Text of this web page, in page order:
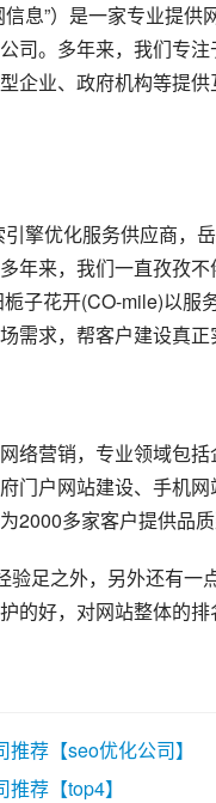
息”）是一家专业提
司。多年来，我们专
企业、政府机构等提
擎优化服务供应商，
年来，我们一直孜孜
子花开(CO-mile)以
需求，帮客户建设真
络营销，专业领域包
门户网站建设、手机
2000多家客户提供品
足之外，另外还有
的好，对网站整体的排
荐【seo优化公司】
荐【top4】